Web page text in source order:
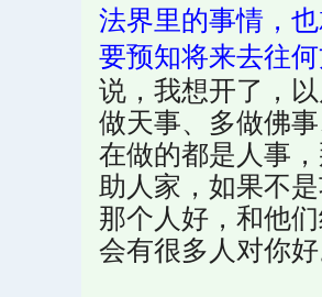
法界里的事情，
要预知将来去往
说，我想开了，
做天事、多做佛
在做的都是人事
助人家，如果不
那个人好，和他
会有很多人对你